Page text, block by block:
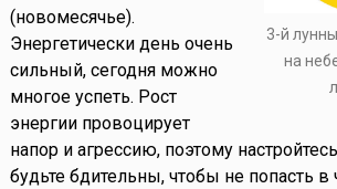
3-й
на
(новомесячье).
Энергетически день очень
сильный, сегодня можно
многое успеть. Рост
энергии провоцирует
напор и агрессию, поэтому
будьте бдительны, чтобы не попасть в